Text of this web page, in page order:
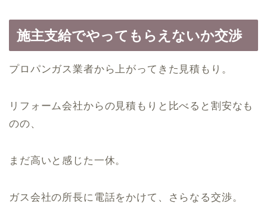
施主支給でやってもらえないか交渉
プロパンガス業者から上がってきた見積もり。
リフォーム会社からの見積もりと比べると割安なも
のの、
まだ高いと感じた一休。
ガス会社の所長に電話をかけて、さらなる交渉。